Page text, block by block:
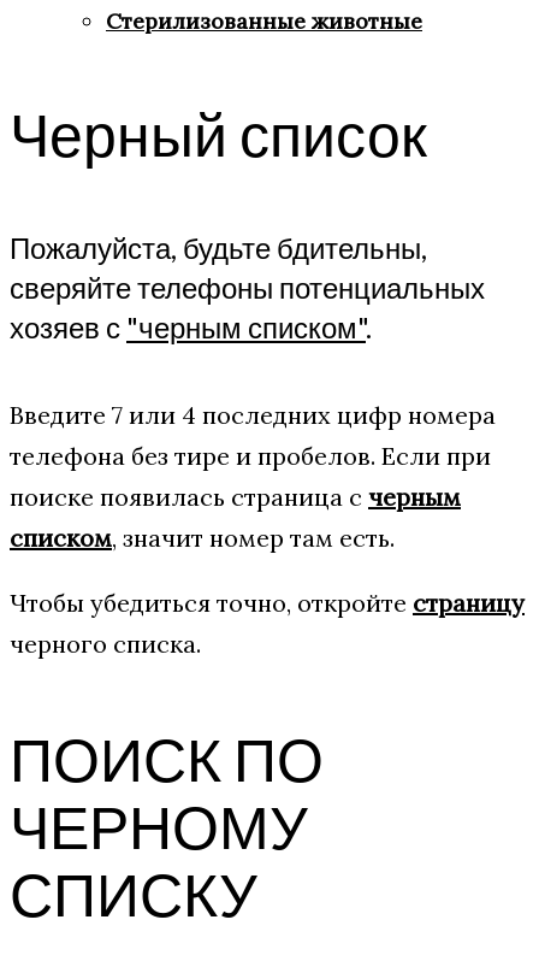
Стерилизованные животные
Черный список
Пожалуйста, будьте бдительны,
сверяйте телефоны потенциальных
хозяев с "черным списком".
Введите 7 или 4 последних цифр номера
телефона без тире и пробелов. Если при
поиске появилась страница с черным
списком, значит номер там есть.
Чтобы убедиться точно, откройте страницу
черного списка.
ПОИСК ПО
ЧЕРНОМУ
СПИСКУ